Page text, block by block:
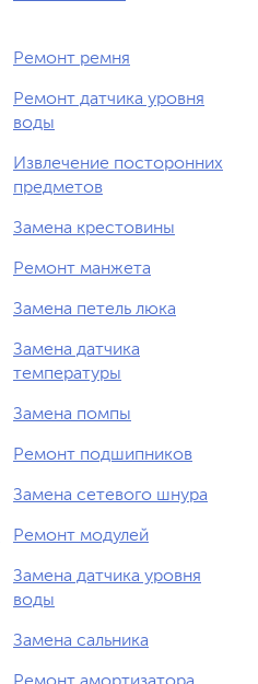
Ремонт ремня
Ремонт датчика уровня
воды
Извлечение посторонних
предметов
Замена крестовины
Ремонт манжета
Замена петель люка
Замена датчика
температуры
Замена помпы
Ремонт подшипников
Замена сетевого шнура
Ремонт модулей
Замена датчика уровня
воды
Замена сальника